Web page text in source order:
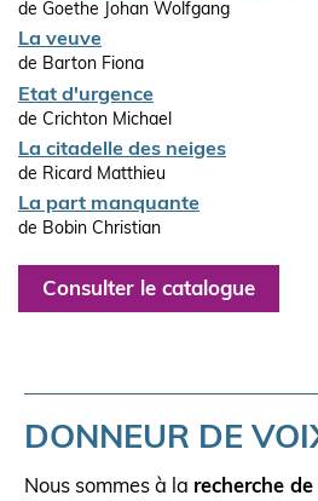
de Goethe Johan Wolfgang
La veuve
de Barton Fiona
Etat d'urgence
de Crichton Michael
La citadelle des neiges
de Ricard Matthieu
La part manquante
de Bobin Christian
Consulter le catalogue
DONNEUR DE
Nous sommes à la recherche